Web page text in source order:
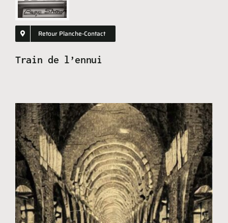
Retour Planche-Contact
Train de l’ennui